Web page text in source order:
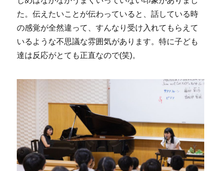
た。伝えたいことが伝わっていると、話している時
の感覚が全然違って、すんなり受け入れてもらえて
いるような不思議な雰囲気があります。特に子ども
達は反応がとても正直なので(笑)。